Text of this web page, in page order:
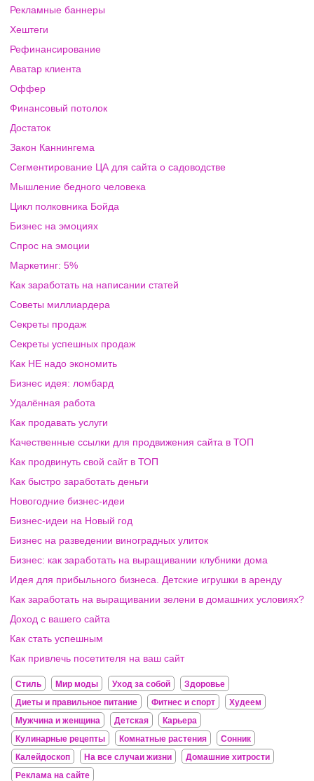
Рекламные баннеры
Хештеги
Рефинансирование
Аватар клиента
Оффер
Финансовый потолок
Достаток
Закон Каннингема
Сегментирование ЦА для сайта о садоводстве
Мышление бедного человека
Цикл полковника Бойда
Бизнес на эмоциях
Спрос на эмоции
Маркетинг: 5%
Как заработать на написании статей
Советы миллиардера
Секреты продаж
Секреты успешных продаж
Как НЕ надо экономить
Бизнес идея: ломбард
Удалённая работа
Как продавать услуги
Качественные ссылки для продвижения сайта в ТОП
Как продвинуть свой сайт в ТОП
Как быстро заработать деньги
Новогодние бизнес-идеи
Бизнес-идеи на Новый год
Бизнес на разведении виноградных улиток
Бизнес: как заработать на выращивании клубники дома
Идея для прибыльного бизнеса. Детские игрушки в аренду
Как заработать на выращивании зелени в домашних условиях?
Доход с вашего сайта
Как стать успешным
Как привлечь посетителя на ваш сайт
Стиль Мир моды Уход за собой
Здоровье
Диеты и правильное питание
Фитнес и спорт
Худеем
Мужчина и женщина
Детская
Карьера
Кулинарные рецепты
Комнатные растения
Сонник
Калейдоскоп
На все случаи жизни
Домашние хитрости
Реклама на сайте